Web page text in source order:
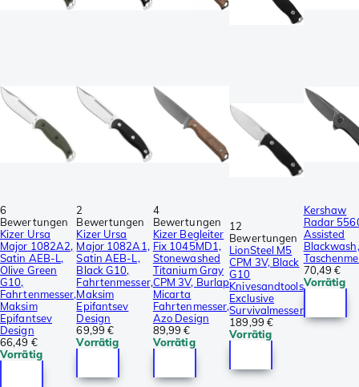
6
Bewertungen
Kizer Ursa
Major 1082A2,
Satin AEB-L,
Olive Green
G10,
Fahrtenmesser,
Maksim
Epifantsev
Design
66,49 €
Vorrätig
2
Bewertungen
Kizer Ursa
Major 1082A1,
Satin AEB-L,
Black G10,
Fahrtenmesser,
Maksim
Epifantsev
Design
69,99 €
Vorrätig
4
Bewertungen
Kizer Begleiter
Fix 1045MD1,
Stonewashed
Titanium Gray
CPM 3V, Burlap
Micarta
Fahrtenmesser,
Azo Design
89,99 €
Vorrätig
12
Bewertungen
LionSteel M5
CPM 3V, Black
G10
Knivesandtools
Exclusive
Survivalmesser
189,99 €
Vorrätig
Kershaw
Radar
Assisted
Blackwash,
70,49 €
Vorrätig